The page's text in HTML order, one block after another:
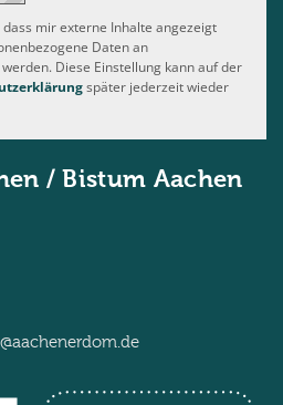
mir externe Inhalte angezeigt
Daten an
Diese Einstellung kann auf der
später jederzeit wieder
/ Bistum Aachen